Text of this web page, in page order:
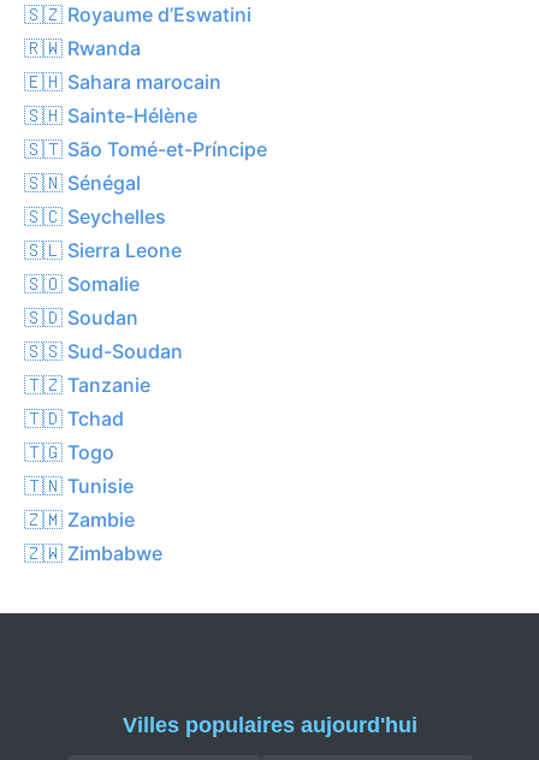
🇸🇿 Royaume d’Eswatini
🇷🇼 Rwanda
🇪🇭 Sahara marocain
🇸🇭 Sainte-Hélène
🇸🇹 São Tomé-et-Príncipe
🇸🇳 Sénégal
🇸🇨 Seychelles
🇸🇱 Sierra Leone
🇸🇴 Somalie
🇸🇩 Soudan
🇸🇸 Sud-Soudan
🇹🇿 Tanzanie
🇹🇩 Tchad
🇹🇬 Togo
🇹🇳 Tunisie
🇿🇲 Zambie
🇿🇼 Zimbabwe
Villes populaires aujourd'hui